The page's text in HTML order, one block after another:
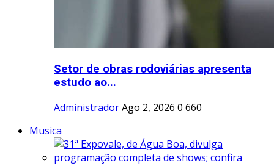
Setor de obras rodoviárias apresenta
estudo ao...
AdministradorAgo 2, 2026 0 660
Musica